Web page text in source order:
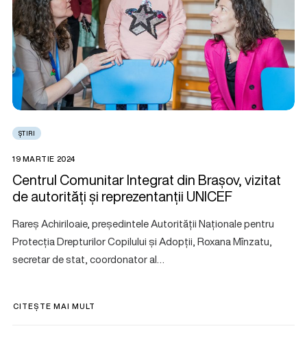
ȘTIRI
19 MARTIE 2024
Centrul Comunitar Integrat din Brașov, vizitat
de autorități și reprezentanții UNICEF
Rareș Achiriloaie, președintele Autorității Naționale pentru
Protecția Drepturilor Copilului și Adopții, Roxana Mînzatu,
secretar de stat, coordonator al…
CITEȘTE MAI MULT